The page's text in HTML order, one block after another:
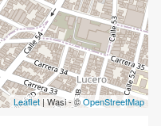
Leaflet | Wasi - ©OpenStreetMap